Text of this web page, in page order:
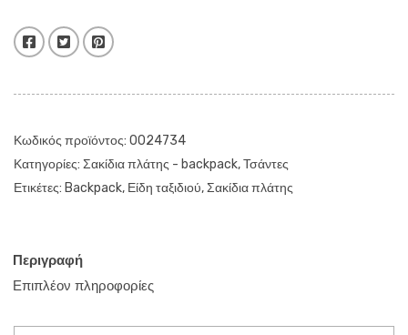
ποσότητα
Facebook Twitter Pinterest
Κωδικός προϊόντος: 0024734
Κατηγορίες: Σακίδια πλάτης - backpack,Τσάντες
Ετικέτες: Backpack, Είδη ταξιδιού,Σακίδια πλάτης
Περιγραφή
Επιπλέον πληροφορίες